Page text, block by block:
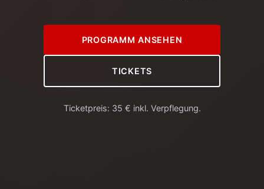
PROGRAMM ANSEHEN
TICKETS
Ticketpreis: 35 € inkl. Verpflegung.